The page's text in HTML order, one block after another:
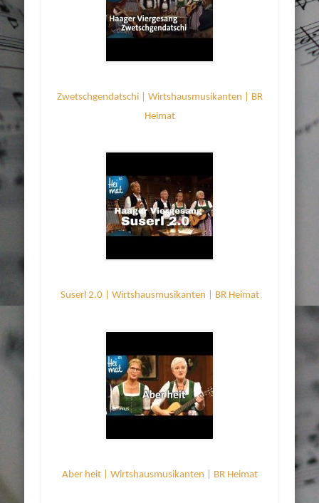
Zwetschgendatschi | Wirtshausmusikanten | BR
Heimat
Suserl 2.0 | Wirtshausmusikanten | BR Heimat
Aber heit | Wirtshausmusikanten | BR Heimat